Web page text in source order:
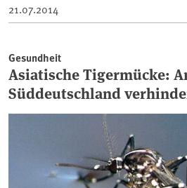
21.07.2014
Gesundheit
Asiatische Tigermücke:
Süddeutschland